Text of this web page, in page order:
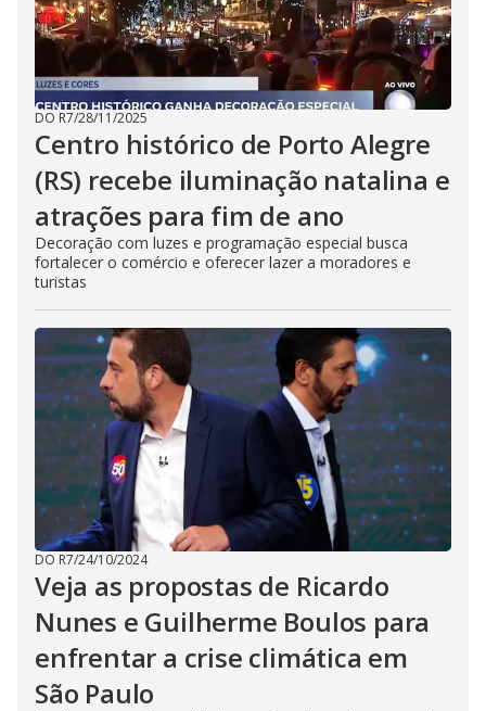
DO R7/28/11/2025
Centro histórico de Porto Alegre
(RS) recebe iluminação natalina e
atrações para fim de ano
Decoração com luzes e programação especial busca
fortalecer o comércio e oferecer lazer a moradores e
turistas
DO R7/24/10/2024
Veja as propostas de Ricardo
Nunes e Guilherme Boulos para
enfrentar a crise climática em
São Paulo